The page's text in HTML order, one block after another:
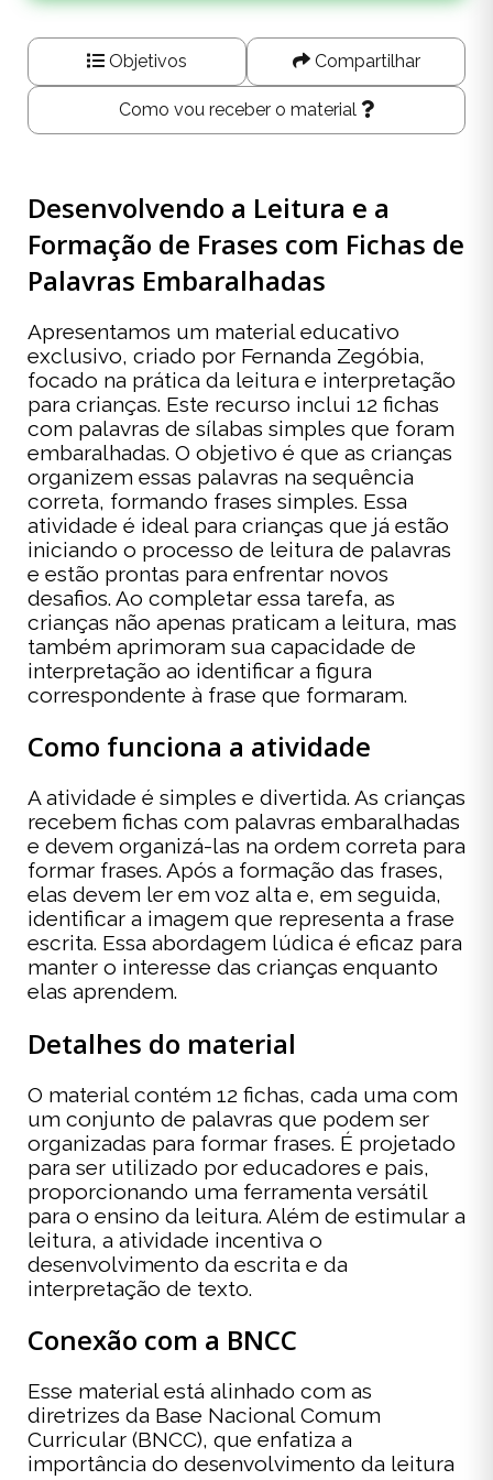
Objetivos Compartilhar
Como vou receber o material
Desenvolvendo a Leitura e a
Formação de Frases com Fichas de
Palavras Embaralhadas
Apresentamos um material educativo
exclusivo, criado por Fernanda Zegóbia,
focado na prática da leitura e interpretação
para crianças. Este recurso inclui 12 fichas
com palavras de sílabas simples que foram
embaralhadas. O objetivo é que as crianças
organizem essas palavras na sequência
correta, formando frases simples. Essa
atividade é ideal para crianças que já estão
iniciando o processo de leitura de palavras
e estão prontas para enfrentar novos
desafios. Ao completar essa tarefa, as
crianças não apenas praticam a leitura, mas
também aprimoram sua capacidade de
interpretação ao identificar a figura
correspondente à frase que formaram.
Como funciona a atividade
A atividade é simples e divertida. As crianças
recebem fichas com palavras embaralhadas
e devem organizá-las na ordem correta para
formar frases. Após a formação das frases,
elas devem ler em voz alta e, em seguida,
identificar a imagem que representa a frase
escrita. Essa abordagem lúdica é eficaz para
manter o interesse das crianças enquanto
elas aprendem.
Detalhes do material
O material contém 12 fichas, cada uma com
um conjunto de palavras que podem ser
organizadas para formar frases. É projetado
para ser utilizado por educadores e pais,
proporcionando uma ferramenta versátil
para o ensino da leitura. Além de estimular a
leitura, a atividade incentiva o
desenvolvimento da escrita e da
interpretação de texto.
Conexão com a BNCC
Esse material está alinhado com as
diretrizes da Base Nacional Comum
Curricular (BNCC), que enfatiza a
importância do desenvolvimento da leitura